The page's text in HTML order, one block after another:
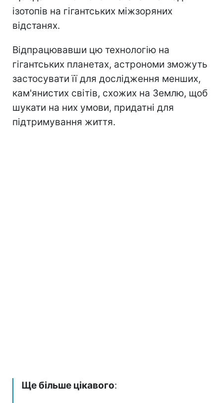
ізотопів на гігантських міжзоряних
відстанях.
Відпрацювавши цю технологію на
гігантських планетах, астрономи зможуть
застосувати її для дослідження менших,
кам'янистих світів, схожих на Землю, щоб
шукати на них умови, придатні для
підтримування життя.
Ще більше цікавого: